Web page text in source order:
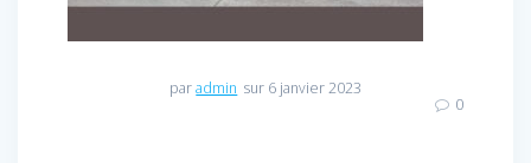
paradmin sur 6 janvier 2023
0